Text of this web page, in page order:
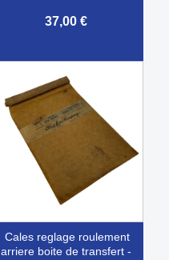
37,00 €
cales reglage roulement
arriere boite de transfert -